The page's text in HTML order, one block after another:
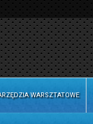
WARSZTATOWE